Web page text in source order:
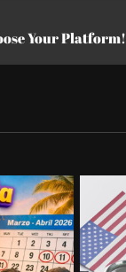
Your Platform!